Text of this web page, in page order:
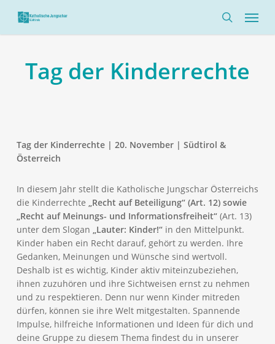
main
Menü
Tag der Kinderrechte
Tag der Kinderrechte | 20. November | Südtirol &
Österreich
In diesem Jahr stellt die Katholische Jungschar Österreichs
die Kinderrechte „Recht auf Beteiligung“ (Art. 12) sowie
„Recht auf Meinungs- und Informationsfreiheit“(Art. 13)
unter dem Slogan „Lauter: Kinder!“in den Mittelpunkt.
Kinder haben ein Recht darauf, gehört zu werden. Ihre
Gedanken, Meinungen und Wünsche sind wertvoll.
Deshalb ist es wichtig, Kinder aktiv miteinzubeziehen,
ihnen zuzuhören und ihre Sichtweisen ernst zu nehmen
und zu respektieren. Denn nur wenn Kinder mitreden
dürfen, können sie ihre Welt mitgestalten. Spannende
Impulse, hilfreiche Informationen und Ideen für dich und
deine Gruppe zu diesem Thema findest du in unserer